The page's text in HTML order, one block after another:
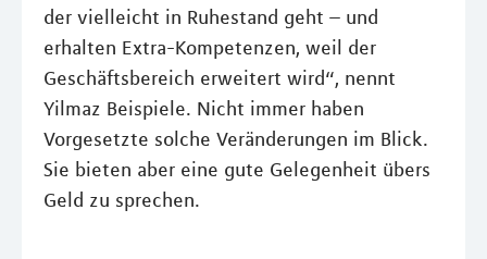
der vielleicht in Ruhestand geht – und
erhalten Extra-Kompetenzen, weil der
Geschäftsbereich erweitert wird“, nennt
Yilmaz Beispiele. Nicht immer haben
Vorgesetzte solche Veränderungen im Blick.
Sie bieten aber eine gute Gelegenheit übers
Geld zu sprechen.